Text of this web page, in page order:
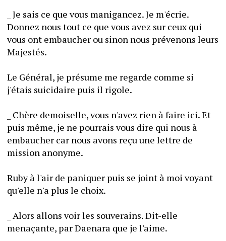
_ Je sais ce que vous manigancez. Je m'écrie.
Donnez nous tout ce que vous avez sur ceux qui
vous ont embaucher ou sinon nous prévenons leurs
Majestés.
Le Général, je présume me regarde comme si
j'étais suicidaire puis il rigole.
_ Chère demoiselle, vous n'avez rien à faire ici. Et
puis même, je ne pourrais vous dire qui nous à
embaucher car nous avons reçu une lettre de
mission anonyme.
Ruby à l'air de paniquer puis se joint à moi voyant
qu'elle n'a plus le choix.
_ Alors allons voir les souverains. Dit-elle
menaçante, par Daenara que je l'aime.